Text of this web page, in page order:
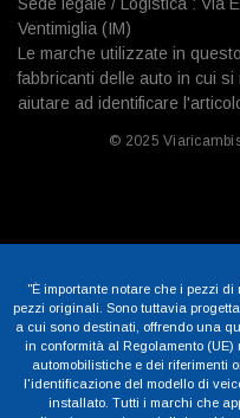
Ventimiglia (IM)
Le marche utilizzate in
fabbricanti delle auto in cui
aiutare ad identificare
© 2025
"È importante notare che i pezzi
pezzi originali. Sono tuttavia
a cui sono destinati, offrendo una
in conformità al Regolamento
automobilistiche e dei riferimenti
l'identificazione del modello di
installato. Tutti i marchi che